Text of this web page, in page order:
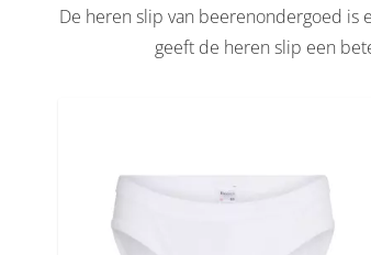
De heren slip van beerenondergoed is
geeft de heren slip een